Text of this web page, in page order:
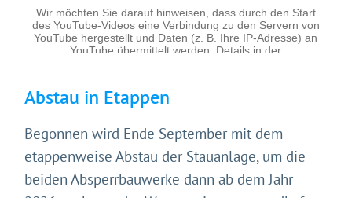
Abstau in Etappen
Begonnen wird Ende September mit dem
etappenweise Abstau der Stauanlage, um die
beiden Absperrbauwerke dann ab dem Jahr